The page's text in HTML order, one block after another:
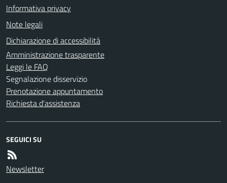
Informativa privacy
Note legali
Dichiarazione di accessibilità
Amministrazione trasparente
Leggi le FAQ
Segnalazione disservizio
Prenotazione appuntamento
Richiesta d'assistenza
SEGUICI SU
Newsletter